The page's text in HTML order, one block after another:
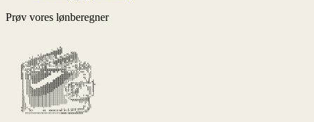
Prøv vores lønberegner